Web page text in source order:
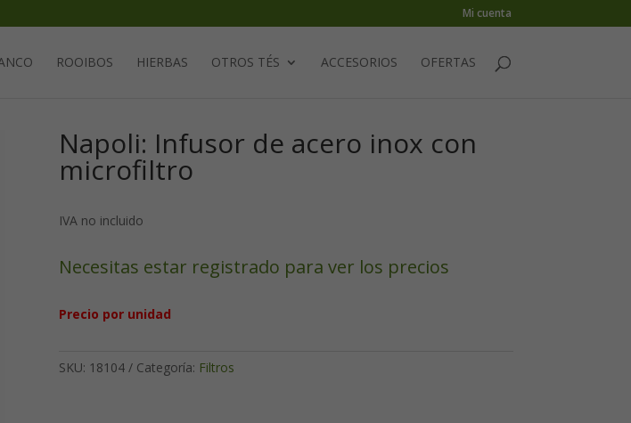
Mi cuenta
ROOIBOS HIERBAS OTROS TÉS ACCESORIOS OFERTAS
Napoli: Infusor de acero inox con
microfiltro
IVA no incluido
Necesitas estar registrado para ver los precios
Precio por unidad
SKU: 18104 Categoría: Filtros